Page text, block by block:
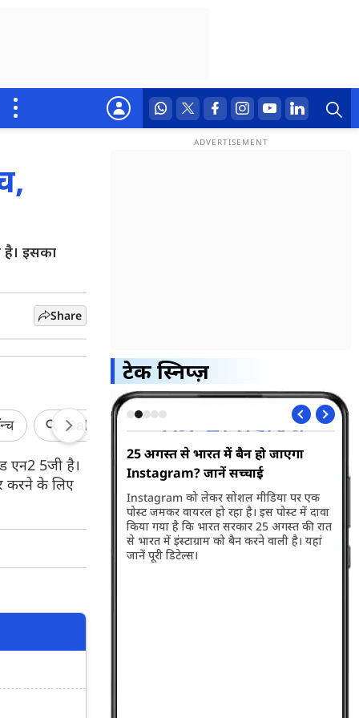
है। इसका
Share
एन2 5जी है।
करने के लिए
टेक स्निप्ज़
का प्लान, लेकिन
टक्कर
ने अपने यूजर्स के लिए
लेकिन इसमें मिलने वाले
25 अगस्त से भारत में बैन हो जाएगा
Instagram? जानें सच्चाई
Instagram को लेकर सोशल मीडिया पर एक
पोस्ट जमकर वायरल हो रहा है। इस पोस्ट में दावा
किया गया है कि भारत सरकार 25 अगस्त की रात
से भारत में इंस्टाग्राम को बैन करने वाली है। यहां
जानें पूरी डिटेल्स।